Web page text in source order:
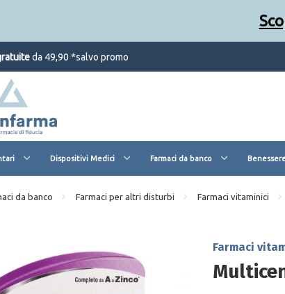
da 49,90 *salvo promo
Dispositivi Medici Farmaci da banco
da banco Farmaci per altri disturbi Farmaci vitaminici
Farmaci